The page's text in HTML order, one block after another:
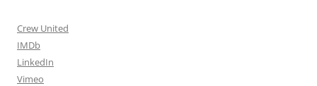
Crew United
IMDb
LinkedIn
Vimeo